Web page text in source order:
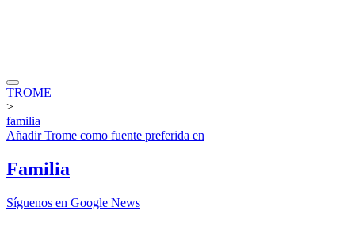
TROME
>
familia
AñadirTrome como fuente preferida en
Familia
Síguenos en Google News